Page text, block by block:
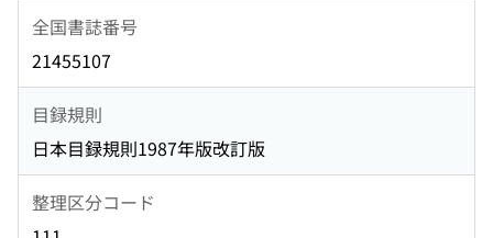
全国書誌番号
21455107
目録規則
日本目録規則1987年版改訂版
整理区分コード